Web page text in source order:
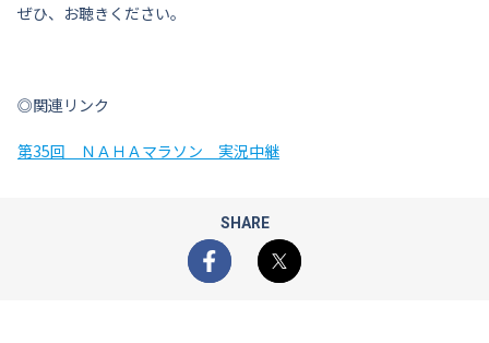
ぜひ、お聴きください。
◎関連リンク
第35回 ＮＡＨＡマラソン 実況中継
SHARE
Facebook
X